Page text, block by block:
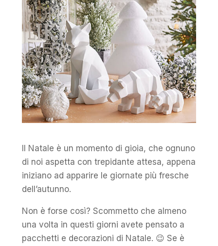
Il Natale è un momento di gioia, che ognuno
di noi aspetta con trepidante attesa, appena
iniziano ad apparire le giornate più fresche
dell’autunno.
Non è forse così? Scommetto che almeno
una volta in questi giorni avete pensato a
pacchetti e decorazioni di Natale. 😉 Se è